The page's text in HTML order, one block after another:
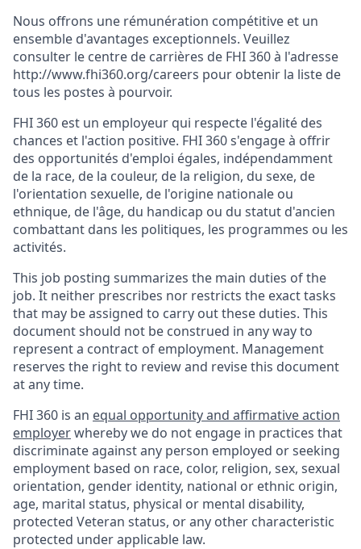
Nous offrons une rémunération compétitive et un
ensemble d'avantages exceptionnels. Veuillez
consulter le centre de carrières de FHI 360 à l'adresse
http://www.fhi360.org/careers pour obtenir la liste de
tous les postes à pourvoir.
FHI 360 est un employeur qui respecte l'égalité des
chances et l'action positive. FHI 360 s'engage à offrir
des opportunités d'emploi égales, indépendamment
de la race, de la couleur, de la religion, du sexe, de
l'orientation sexuelle, de l'origine nationale ou
ethnique, de l'âge, du handicap ou du statut d'ancien
combattant dans les politiques, les programmes ou les
activités.
This job posting summarizes the main duties of the
job. It neither prescribes nor restricts the exact tasks
that may be assigned to carry out these duties. This
document should not be construed in any way to
represent a contract of employment. Management
reserves the right to review and revise this document
at any time.
FHI 360 is an equal opportunity and affirmative action
employerwhereby we do not engage in practices that
discriminate against any person employed or seeking
employment based on race, color, religion, sex, sexual
orientation, gender identity, national or ethnic origin,
age, marital status, physical or mental disability,
protected Veteran status, or any other characteristic
protected under applicable law.